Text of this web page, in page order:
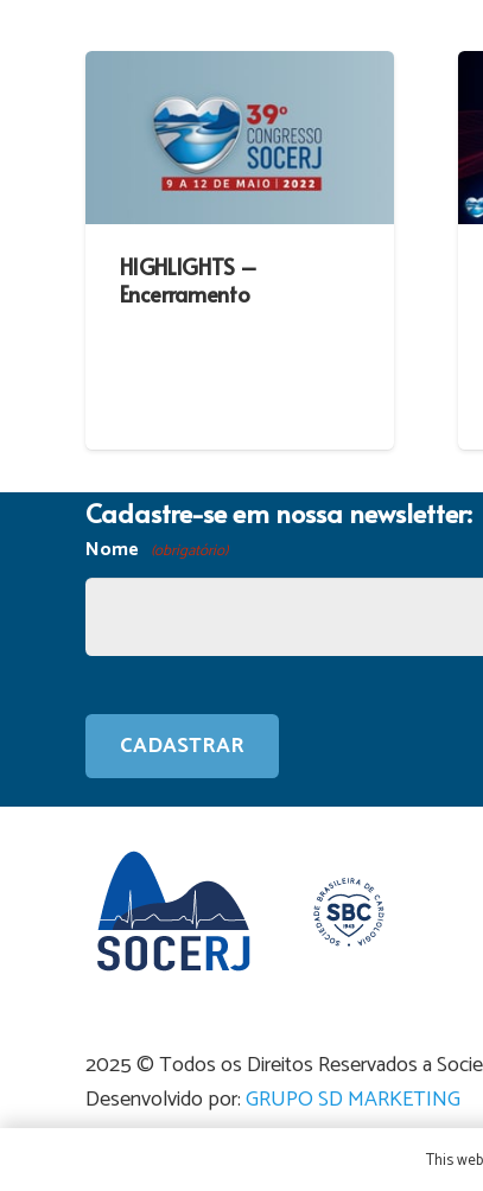
HIGHLIGHTS –
Encerramento
Cadastre-se em nossa newsletter:
Nome (obrigatório)
2025 © Todos os Direitos Reservados a
Desenvolvido por:GRUPO SD MARKETING
This